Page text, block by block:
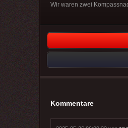
Wir waren zwei
Kommentare